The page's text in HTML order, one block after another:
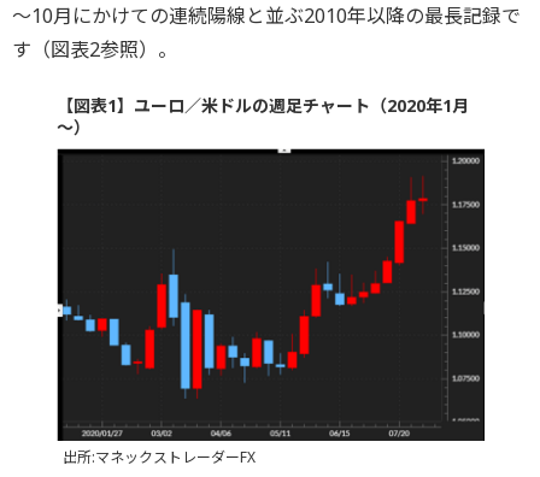
～10月にかけての連続陽線と並ぶ2010年以降の最長記録で
す（図表2参照）。
【図表1】ユーロ／米ドルの週足チャート（2020年1月
～）
出所:マネックストレーダーFX